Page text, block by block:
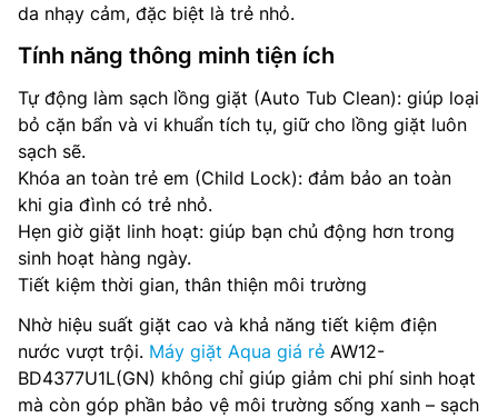
da nhạy cảm, đặc biệt là trẻ nhỏ.
Tính năng thông minh tiện ích
Tự động làm sạch lồng giặt (Auto Tub Clean): giúp loại
bỏ cặn bẩn và vi khuẩn tích tụ, giữ cho lồng giặt luôn
sạch sẽ.
Khóa an toàn trẻ em (Child Lock): đảm bảo an toàn
khi gia đình có trẻ nhỏ.
Hẹn giờ giặt linh hoạt: giúp bạn chủ động hơn trong
sinh hoạt hàng ngày.
Tiết kiệm thời gian, thân thiện môi trường
Nhờ hiệu suất giặt cao và khả năng tiết kiệm điện
nước vượt trội. Máy giặt Aqua giá rẻ AW12-
BD4377U1L(GN) không chỉ giúp giảm chi phí sinh hoạt
mà còn góp phần bảo vệ môi trường sống xanh – sạch